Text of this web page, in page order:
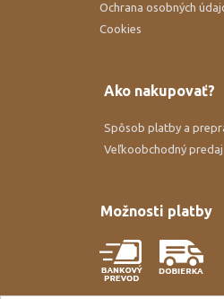
Ochrana osobných
Cookies
Ako nakupovať?
Spôsob platby a
Veľkoobchodný predaj
Možnosti platby